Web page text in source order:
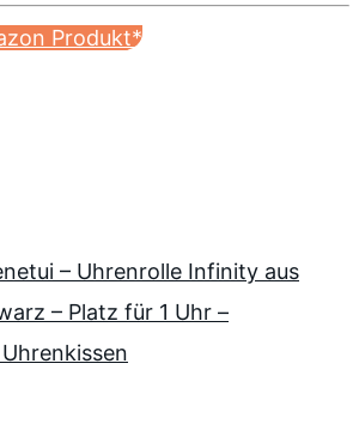
Produkt*
– Uhrenrolle Infinity aus
– Platz für 1 Uhr –